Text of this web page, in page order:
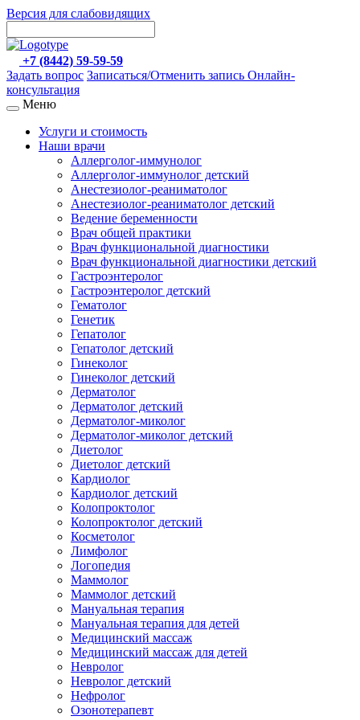
Версия для слабовидящих
+7 (8442) 59-59-59
Задать вопрос Записаться/Отменить запись Онлайн-
консультация
Меню
Услуги и стоимость
Наши врачи
Аллерголог-иммунолог
Аллерголог-иммунолог детский
Анестезиолог-реаниматолог
Анестезиолог-реаниматолог детский
Ведение беременности
Врач общей практики
Врач функциональной диагностики
Врач функциональной диагностики детский
Гастроэнтеролог
Гастроэнтеролог детский
Гематолог
Генетик
Гепатолог
Гепатолог детский
Гинеколог
Гинеколог детский
Дерматолог
Дерматолог детский
Дерматолог-миколог
Дерматолог-миколог детский
Диетолог
Диетолог детский
Кардиолог
Кардиолог детский
Колопроктолог
Колопроктолог детский
Косметолог
Лимфолог
Логопедия
Маммолог
Маммолог детский
Мануальная терапия
Мануальная терапия для детей
Медицинский массаж
Медицинский массаж для детей
Невролог
Невролог детский
Нефролог
Озонотерапевт